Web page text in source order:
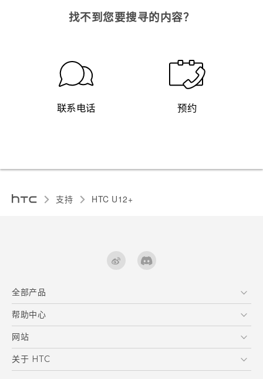
找不到您要搜寻的内容？
联系电话 预约
支持 HTC U12+‎
全部产品
区块链智能手机
VIVE
帮助中心
在线客服
支援与服务
产品保固说明
网站
HTC Dev
关于 HTC